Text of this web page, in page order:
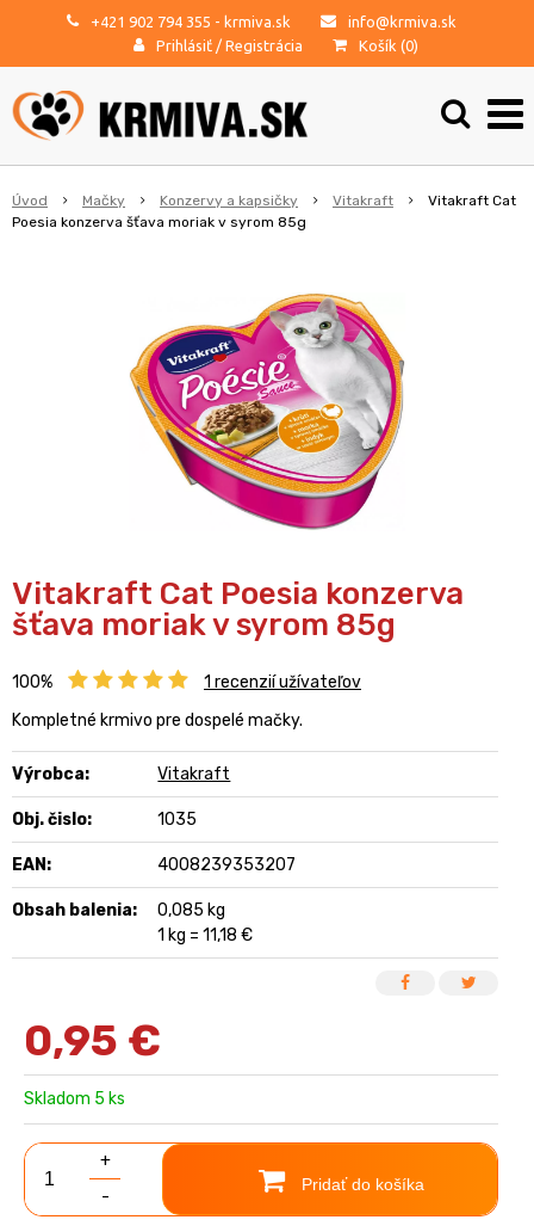
+421 902 794 355 - krmiva.sk
info@krmiva.sk
Prihlásiť / Registrácia Košík (0)
Úvod Mačky Konzervy a kapsičky Vitakraft
Vitakraft Cat
Poesia konzerva šťava moriak v syrom 85g
Vitakraft Cat Poesia konzerva
šťava moriak v syrom 85g
100% 1 recenzií užívateľov
Kompletné krmivo pre dospelé mačky.
Výrobca: Vitakraft
Obj. čislo: 1035
EAN: 4008239353207
Obsah balenia:
0,085 kg
1 kg = 11,18 €
0,95 €
Skladom 5 ks
+
-
Pridať do košíka